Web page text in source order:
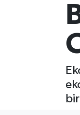
Tüm
Son Dakika